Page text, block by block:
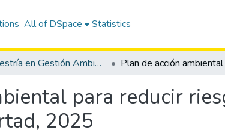
All of DSpace Statistics
Maestría en Gestión Ambiental
para reducir
2025